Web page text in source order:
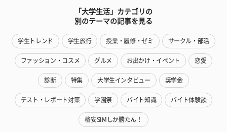
「大学生活」カテゴリの
別のテーマの記事を見る
学生トレンド 学生旅行 授業・履修・ゼミ サークル・部活
ファッション・コスメ グルメ お出かけ・イベント 恋愛
診断 特集 大学生インタビュー 奨学金
テスト・レポート対策 学園祭 バイト知識 バイト体験談
格安SIMしか勝たん！